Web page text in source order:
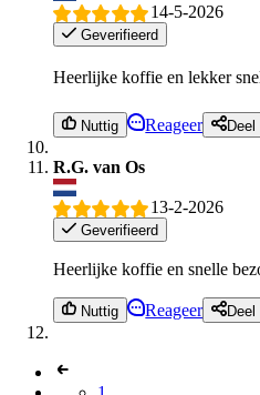
14-5-2026
Geverifieerd
Heerlijke koffie en lekker
Nuttig Reageer Deel
R.G. van Os
13-2-2026
Geverifieerd
Heerlijke koffie en snelle
Nuttig Reageer Deel